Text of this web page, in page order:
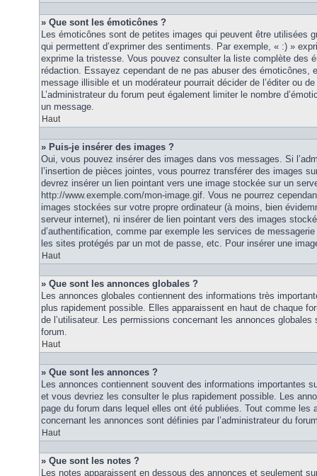
» Que sont les émoticônes ?
Les émoticônes sont de petites images qui peuvent être utilisées
qui permettent d’exprimer des sentiments. Par exemple, « :) »
exprime la tristesse. Vous pouvez consulter la liste complète des
rédaction. Essayez cependant de ne pas abuser des émoticônes,
message illisible et un modérateur pourrait décider de l’éditer ou
L’administrateur du forum peut également limiter le nombre
un message.
Haut
» Puis-je insérer des images ?
Oui, vous pouvez insérer des images dans vos messages. Si
l’insertion de pièces jointes, vous pourrez transférer des images
devrez insérer un lien pointant vers une image stockée sur un
http://www.exemple.com/mon-image.gif. Vous ne pourrez
images stockées sur votre propre ordinateur (à moins, bien
serveur internet), ni insérer de lien pointant vers des images
d’authentification, comme par exemple les services de
les sites protégés par un mot de passe, etc. Pour insérer une
Haut
» Que sont les annonces globales ?
Les annonces globales contiennent des informations très
plus rapidement possible. Elles apparaissent en haut de chaque
de l’utilisateur. Les permissions concernant les annonces globales
forum.
Haut
» Que sont les annonces ?
Les annonces contiennent souvent des informations importantes
et vous devriez les consulter le plus rapidement possible. Les
page du forum dans lequel elles ont été publiées. Tout comme les
concernant les annonces sont définies par l’administrateur du
Haut
» Que sont les notes ?
Les notes apparaissent en dessous des annonces et seulement